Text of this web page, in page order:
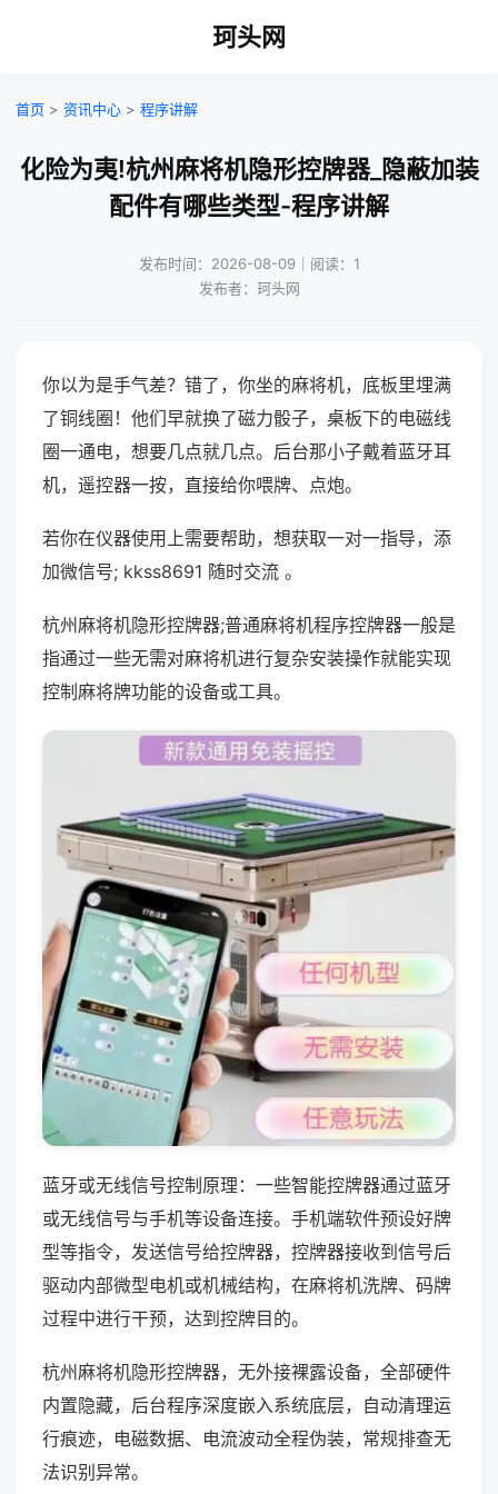
珂头网
首页 > 资讯中心 > 程序讲解
化险为夷!杭州麻将机隐形控牌器_隐蔽加装
配件有哪些类型-程序讲解
发布时间：2026-08-09｜阅读：1
发布者：珂头网
你以为是手气差？错了，你坐的麻将机，底板里埋满
了铜线圈！他们早就换了磁力骰子，桌板下的电磁线
圈一通电，想要几点就几点。后台那小子戴着蓝牙耳
机，遥控器一按，直接给你喂牌、点炮。
若你在仪器使用上需要帮助，想获取一对一指导，添
加微信号; kkss8691 随时交流 。
杭州麻将机隐形控牌器;普通麻将机程序控牌器一般是
指通过一些无需对麻将机进行复杂安装操作就能实现
控制麻将牌功能的设备或工具。
蓝牙或无线信号控制原理：一些智能控牌器通过蓝牙
或无线信号与手机等设备连接。手机端软件预设好牌
型等指令，发送信号给控牌器，控牌器接收到信号后
驱动内部微型电机或机械结构，在麻将机洗牌、码牌
过程中进行干预，达到控牌目的。
杭州麻将机隐形控牌器，无外接裸露设备，全部硬件
内置隐藏，后台程序深度嵌入系统底层，自动清理运
行痕迹，电磁数据、电流波动全程伪装，常规排查无
法识别异常。